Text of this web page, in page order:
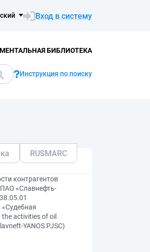
Вход в систему
БИБЛИОТЕКА
Инструкция по поиску
RUSMARC
контрагентов
«Славнефть-
activities of oil
YANOS PJSC)